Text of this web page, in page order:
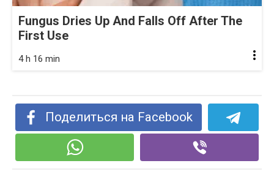
Fungus Dries Up And Falls Off After The
First Use
4 h 16 min
Поделиться на Facebook